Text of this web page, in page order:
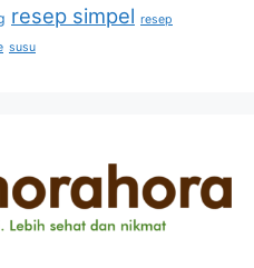
resep simpel resep
susu